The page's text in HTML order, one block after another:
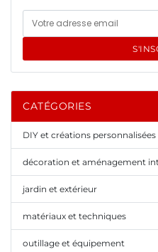
CATÉGORIES
DIY et créations personnalisées
décoration et aménagement
jardin et extérieur
matériaux et techniques
outillage et équipement